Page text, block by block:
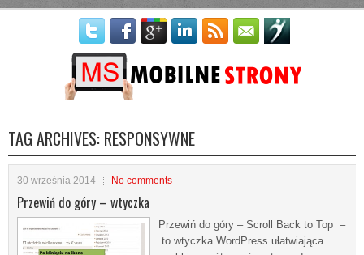
TAG ARCHIVES: RESPONSYWNE
30 września 2014 No comments
Przewiń do góry – wtyczka
Przewiń do góry – Scroll Back to Top –
to wtyczka WordPress ułatwiająca
Więcej informacji
Nie ma problemu - akceptuję